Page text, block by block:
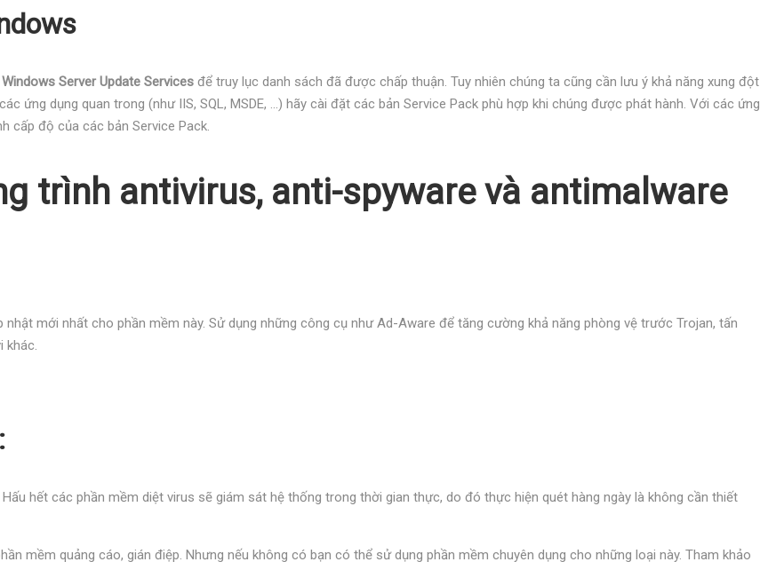
Windows Server Update Services để truy lục danh sách đã được chấp thuận. Tuy nhiên chúng ta cũng cần lưu ý khả năng xung đột
ứng dụng quan trong (như IIS, SQL, MSDE, …) hãy cài đặt các bản Service Pack phù hợp khi chúng được phát hành. Với các ứng
cấp độ của các bản Service Pack.
trình antivirus, anti-spyware và antimalware
nhật mới nhất cho phần mềm này. Sử dụng những công cụ như Ad-Aware để tăng cường khả năng phòng vệ trước Trojan, tấn
khác.
hết các phần mềm diệt virus sẽ giám sát hệ thống trong thời gian thực, do đó thực hiện quét hàng ngày là không cần thiết
mềm quảng cáo, gián điệp. Nhưng nếu không có bạn có thể sử dụng phần mềm chuyên dụng cho những loại này. Tham khảo